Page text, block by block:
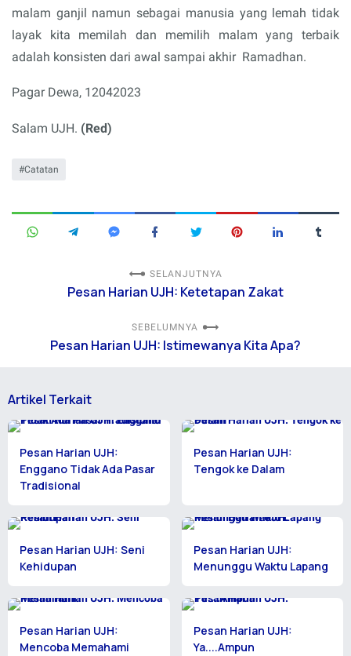
malam ganjil namun sebagai manusia yang lemah tidak
layak kita memilah dan memilih malam yang terbaik
adalah konsisten dari awal sampai akhir Ramadhan.
Pagar Dewa, 12042023
Salam UJH. (Red)
Catatan
SELANJUTNYA
Pesan Harian UJH: Ketetapan Zakat
SEBELUMNYA
Pesan Harian UJH: Istimewanya Kita Apa?
Artikel Terkait
Pesan Harian UJH:
Enggano Tidak Ada Pasar
Tradisional
Pesan Harian UJH:
Tengok ke Dalam
Pesan Harian UJH: Seni
Kehidupan
Pesan Harian UJH:
Menunggu Waktu Lapang
Pesan Harian UJH:
Mencoba Memahami
Pesan Harian UJH:
Ya....Ampun